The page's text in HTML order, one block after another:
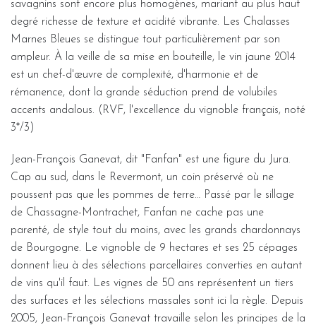
savagnins sont encore plus homogènes, mariant au plus haut
degré richesse de texture et acidité vibrante. Les Chalasses
Marnes Bleues se distingue tout particulièrement par son
ampleur. À la veille de sa mise en bouteille, le vin jaune 2014
est un chef-d'œuvre de complexité, d'harmonie et de
rémanence, dont la grande séduction prend de volubiles
accents andalous. (RVF, l'excellence du vignoble français, noté
3*/3)
Jean-François Ganevat, dit "Fanfan" est une figure du Jura.
Cap au sud, dans le Revermont, un coin préservé où ne
poussent pas que les pommes de terre… Passé par le sillage
de Chassagne-Montrachet, Fanfan ne cache pas une
parenté, de style tout du moins, avec les grands chardonnays
de Bourgogne. Le vignoble de 9 hectares et ses 25 cépages
donnent lieu à des sélections parcellaires converties en autant
de vins qu'il faut. Les vignes de 50 ans représentent un tiers
des surfaces et les sélections massales sont ici la règle. Depuis
2005, Jean-François Ganevat travaille selon les principes de la